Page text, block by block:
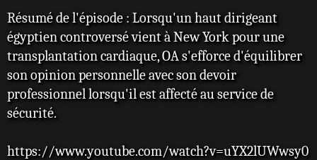
e
Résumé de l'épisode : Lorsqu'un haut dirigeant
égyptien controversé vient à New York pour une
transplantation cardiaque, OA s'efforce d'équilibrer
son opinion personnelle avec son devoir
professionnel lorsqu'il est affecté au service de
sécurité.
https://www.youtube.com/watch?v=uYX2lUWwsy0